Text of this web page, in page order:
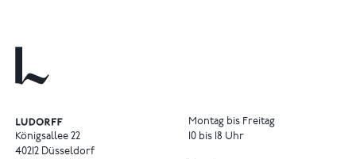
Königsallee 22
40212 Düsseldorf
Montag bis Freitag
10 bis 18 Uhr